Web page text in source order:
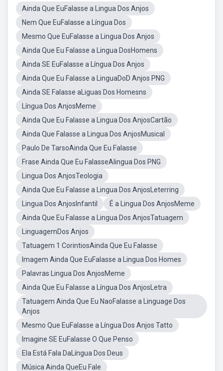
Ainda Que EuFalasse a Lingua Dos Anjos
Nem Que EuFalasse a Língua Dos
Mesmo Que EuFalasse a Lingua Dos Anjos
Ainda Que Eu Falasse a Lingua DosHomens
Ainda SE EuFalasse a Língua Dos Anjos
Ainda Que Eu Falasse a LinguaDoD Anjos PNG
Ainda SE Falasse aLiguas Dos Homesns
Língua Dos AnjosMeme
Ainda Que Eu Falasse a Lingua Dos AnjosCartão
Ainda Que Falasse a Lingua Dos AnjosMusical
Paulo De TarsoAinda Que Eu Falasse
Frase Ainda Que Eu FalasseAlingua Dos PNG
Lingua Dos AnjosTeologia
Ainda Que Eu Falasse a Lingua Dos AnjosLeterring
Lingua Dos AnjosInfantil
É a Lingua Dos AnjosMeme
Ainda Que Eu Falasse a Lingua Dos AnjosTatuagem
LinguagemDos Anjos
Tatuagem 1 CorintiosAinda Que Eu Falasse
Imagem Ainda Que EuFalasse a Lingua Dos Homes
Palavras Lingua Dos AnjosMeme
Ainda Que Eu Falasse a Língua Dos AnjosLetra
Tatuagem Ainda Que Eu NaoFalasse a Linguage Dos
Anjos
Mesmo Que EuFalasse a Língua Dos Anjos Tatto
Imagine SE EuFalasse O Que Penso
Ela Está Fala DaLíngua Dos Deus
Música Ainda QueEu Fale